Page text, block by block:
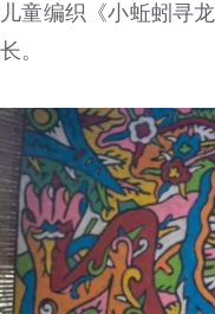
儿童编织《小蚯蚓寻
长。